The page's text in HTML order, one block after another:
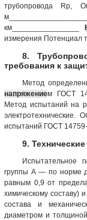
трубопровода Rp,
км________________
измерения Потенциал
8.
требования к
Метод
напряжением ГОСТ
Метод испытаний на
электротехнические.
испытаний ГОСТ
9.
Испытательное
группы А — по норме
равным 0,9 от
химическому составу)
состава и
диаметром и